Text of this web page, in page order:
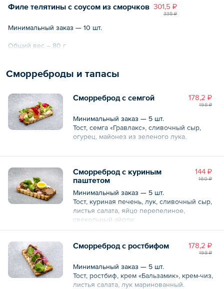
301,5 ₽
335 ₽
Филе телятины с соусом из сморчков
Минимальный заказ — 10 шт.
Общий вес – 80 г
Сморреброды и тапасы
178,2 ₽
198 ₽
Сморреброд с семгой
Минимальный заказ — 5 шт.
Тост, семга «Гравлакс», сливочный сыр,
огурец, майонез из зеленого лука.
Общий вес – 60 г
144 ₽
160 ₽
Сморреброд с куриным
паштетом
Минимальный заказ — 5 шт.
Тост, куриная печень, лук, сливочный сыр,
листья салата, яйцо перепелиное,
свекольный айоли.
178,2 ₽
198 ₽
Сморреброд с ростбифом
Минимальный заказ — 5 шт.
Тост, ростбиф, крем «Бальзамик», крем-чиз,
листья салата, лук маринованный.